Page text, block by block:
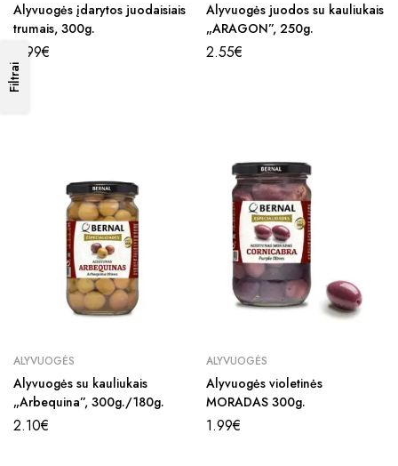
Filtrai
Alyvuogės įdarytos juodaisiais
trumais, 300g.
3.99€
Alyvuogės juodos su kauliukais
„ARAGON”, 250g.
2.55€
ALYVUOGĖS
Alyvuogės su kauliukais
„Arbequina”, 300g./180g.
2.10€
ALYVUOGĖS
Alyvuogės violetinės
MORADAS 300g.
1.99€